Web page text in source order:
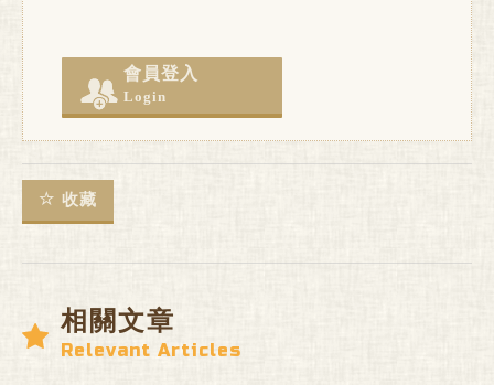
會員登入
Login
收藏
相關文章
Relevant Articles